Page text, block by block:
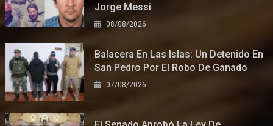
Jorge Messi
08/08/2026
Balacera En Las Islas: Un Detenido En
San Pedro Por El Robo De Ganado
07/08/2026